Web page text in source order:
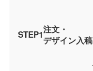
STEP1注文・
デザイン入稿